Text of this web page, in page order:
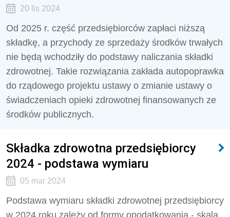
20 lis 2024
Od 2025 r. część przedsiębiorców zapłaci niższą
składkę, a przychody ze sprzedaży środków trwałych
nie będą wchodziły do podstawy naliczania składki
zdrowotnej. Takie rozwiązania zakłada autopoprawka
do rządowego projektu ustawy o zmianie ustawy o
świadczeniach opieki zdrowotnej finansowanych ze
środków publicznych.
Składka zdrowotna przedsiębiorcy
2024 - podstawa wymiaru
05 mar 2024
Podstawa wymiaru składki zdrowotnej przedsiębiorcy
w 2024 roku zależy od formy opodatkowania - skala